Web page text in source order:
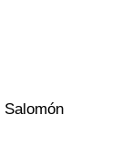
Salomón